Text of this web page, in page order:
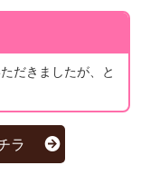
だきましたが、と
ラ